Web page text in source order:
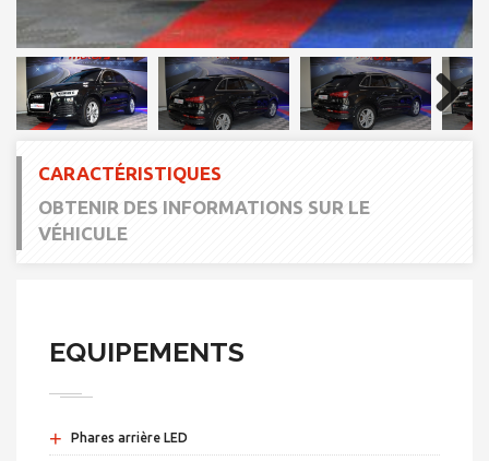
Next
CARACTÉRISTIQUES
OBTENIR DES INFORMATIONS SUR LE
VÉHICULE
EQUIPEMENTS
+ Phares arrière LED